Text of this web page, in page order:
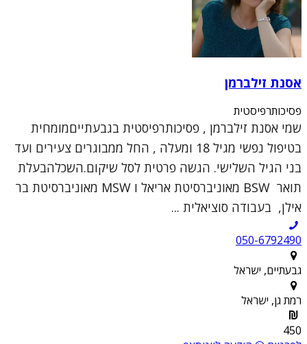
אסנת זילברמן
פסיכותרפיסטית
שמי אסנת זילברמן , פסיכותרפיסטית בגבעתייםמומחית
בטיפול נפשי מגיל 18 ומעלה , החל ממבוגרים צעירים ועד
בני הגיל השלישי. הגשה פרטית לסל שיקום.השכלהבעלת
תואר BSW מאוניברסיטת אריאל ו MSW מאוניברסיטת בר
אילן, בעבודה סוציאלית ...
050-6792490
גבעתיים, ישראל
רמת גן, ישראל
450